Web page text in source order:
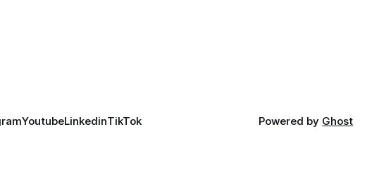
YoutubeLinkedinTikTok Powered by Ghost